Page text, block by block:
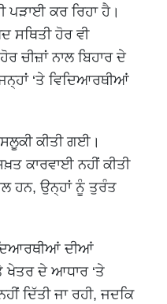
ਪੜਾਈ ਕਰ ਰਿਹਾ ਹੈ।
ਸਥਿਤੀ ਹੋਰ ਵੀ
ਚੀਜ਼ਾਂ ਨਾਲ ਬਿਹਾਰ ਦੇ
‘ਤੇ ਵਿਦਿਆਰਥੀਆਂ
ਕੀਤੀ ਗਈ।
ਕਾਰਵਾਈ ਨਹੀਂ ਕੀਤੀ
ਹਨ, ਉਨ੍ਹਾਂ ਨੂੰ ਤੁਰੰਤ
ਦੀਆਂ
ਖੇਤਰ ਦੇ ਆਧਾਰ ‘ਤੇ
ਦਿੱਤੀ ਜਾ ਰਹੀ, ਜਦਕਿ